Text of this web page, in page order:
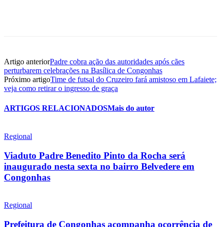
Artigo anteriorPadre cobra ação das autoridades após cães
perturbarem celebrações na Basílica de Congonhas
Próximo artigoTime de futsal do Cruzeiro fará amistoso em Lafaiete;
veja como retirar o ingresso de graça
ARTIGOS RELACIONADOSMais do autor
Regional
Viaduto Padre Benedito Pinto da Rocha será
inaugurado nesta sexta no bairro Belvedere em
Congonhas
Regional
Prefeitura de Congonhas acompanha ocorrência de